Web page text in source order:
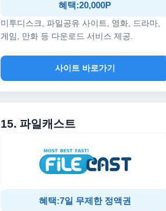
혜택:20,000P
미투디스크, 파일공유 사이트, 영화, 드라마,
게임, 만화 등 다운로드 서비스 제공.
사이트 바로가기
15. 파일캐스트
혜택:7일 무제한 정액권